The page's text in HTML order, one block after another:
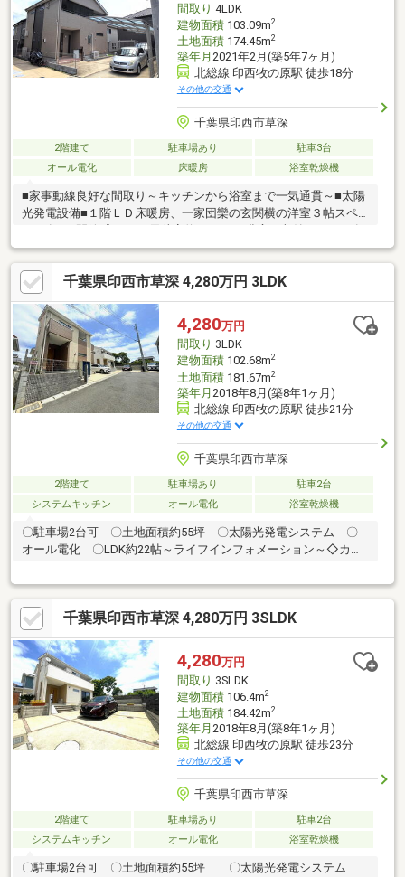
間取り 4LDK
建物面積103.09m2
土地面積174.45m2
築年月 2021年2月(築5年7ヶ月)
北総線 印西牧の原駅 徒歩18分
その他の交通
千葉県印西市草深
2階建て 駐車場あり
駐車3台
オール電化
床暖房 浴室乾燥機
■家事動線良好な間取り～キッチンから浴室まで一気通貫～■太陽
光発電設備■１階ＬＤ床暖房、一家団欒の玄関横の洋室３帖スペ
り■南西向きの陽当たり良好なお庭 ■ペアガラス ■閑静な住環
境 ■オープンカウンターキッチン、食洗機付き■ワイドバルコニ
ー、開放感有る窓から陽の光がLDに注ぎます■駐車スペース有り
（車種による・３～４台分）、前面道路幅員約６ｍ なのでゆっ
たりと駐車出来ます♪■１６２０サイズのフルートバス機能の浴室
■２階洋室９帖部分は２部屋に分けた間取りに変更も可能■玄関脇
にベビーカーもしっかり置ける大容量の土間
千葉県印西市草深 4,280万円 3LDK
4,280万円
間取り 3LDK
建物面積102.68m2
土地面積181.67m2
築年月 2018年8月(築8年1ヶ月)
北総線 印西牧の原駅 徒歩21分
その他の交通
千葉県印西市草深
2階建て 駐車場あり
駐車2台
システムキッチン
オール電化 浴室乾燥機
〇駐車場2台可 〇土地面積約55坪 〇太陽光発電システム 〇
オール電化 〇LDK約22帖～ライフインフォメーション～◇カス
深店 徒歩約8分◇ヤマダデンキ テックランド千葉ニュータウン
店 徒歩約18分◆草深こじか第二保育園 徒歩約5分◇草深 こじ
か保育園 徒歩約5分◆印西市立西の原小学校 徒歩約13分◇印
西市立西の原中学校 徒歩約18分◆医療法人社団誠徹会 千葉北総
内科クリニック 徒歩約14分◇牧の原いとうクリニック 徒歩約
14分
千葉県印西市草深 4,280万円 3SLDK
4,280万円
間取り 3SLDK
建物面積106.4m2
土地面積184.42m2
築年月 2018年8月(築8年1ヶ月)
北総線 印西牧の原駅 徒歩23分
その他の交通
千葉県印西市草深
2階建て 駐車場あり
駐車2台
システムキッチン
オール電化 浴室乾燥機
〇駐車場2台可 〇土地面積約55坪 〇太陽光発電システム